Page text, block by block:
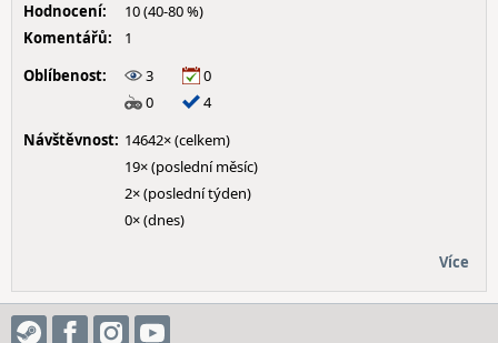
Hodnocení:
10 (40-80 %)
Komentářů:
1
Oblíbenost:
3
0
0
4
Návštěvnost: 14642× (celkem)
19× (poslední měsíc)
2× (poslední týden)
0× (dnes)
Více